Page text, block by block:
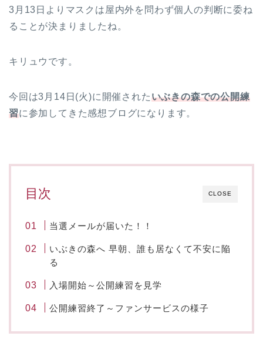
3月13日よりマスクは屋内外を問わず個人の判断に委ね
ることが決まりましたね。
キリュウです。
今回は3月14日(火)に開催されたいぶきの森での公開練
習に参加してきた感想ブログになります。
CLOSE
目次
当選メールが届いた！！
いぶきの森へ 早朝、誰も居なくて不安に陥
る
入場開始～公開練習を見学
公開練習終了～ファンサービスの様子